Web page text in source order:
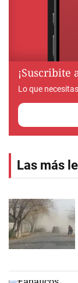
¡Suscribite
Lo que
Las más